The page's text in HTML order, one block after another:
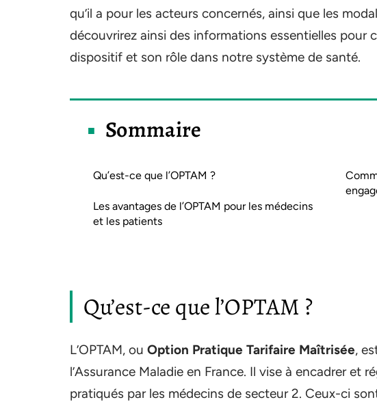
qu’il a pour les acteurs concernés, ainsi que les
découvrirez ainsi des informations essentielles pour
dispositif et son rôle dans notre système de santé.
Sommaire
Qu’est-ce que l’OPTAM ?
Les avantages de l’OPTAM pour les médecins
et les patients
Qu’est-ce que l’OPTAM ?
L’OPTAM, ou Option Pratique Tarifaire Maîtrisée,
l’Assurance Maladie en France. Il vise à encadrer et
pratiqués par les médecins de secteur 2. Ceux-ci